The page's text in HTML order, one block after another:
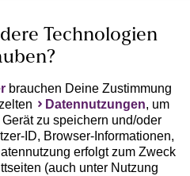
Technologien
brauchen Deine Zustimmung
Datennutzungen, um
zu speichern und/oder
ID, Browser-Informationen,
erfolgt zum Zweck
(auch unter Nutzung